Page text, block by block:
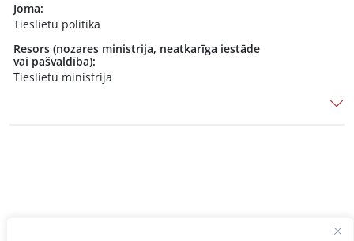
Joma:
Tieslietu politika
Resors (nozares ministrija, neatkarīga iestāde
vai pašvaldība):
Tieslietu ministrija